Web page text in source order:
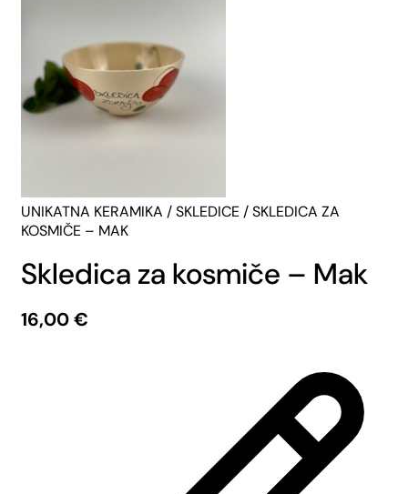
UNIKATNA KERAMIKA /SKLEDICE / SKLEDICA ZA
KOSMIČE – MAK
Skledica za kosmiče – Mak
16,00€